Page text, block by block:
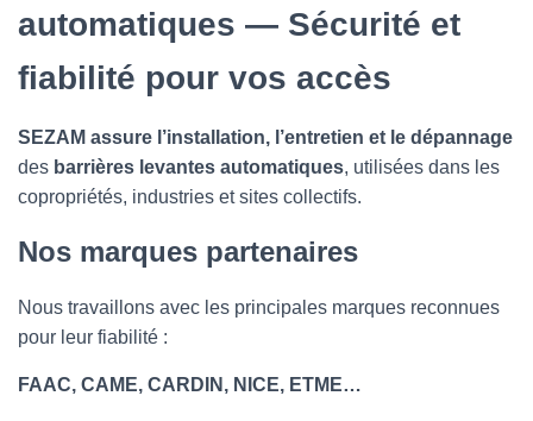
G
A
automatiques — Sécurité et
fiabilité pour vos accès
SEZAM assure l’installation, l’entretien et le dépannage
des barrières levantes automatiques, utilisées dans les
copropriétés, industries et sites collectifs.
Nos marques partenaires
Nous travaillons avec les principales marques reconnues
pour leur fiabilité :
FAAC, CAME, CARDIN, NICE, ETME…